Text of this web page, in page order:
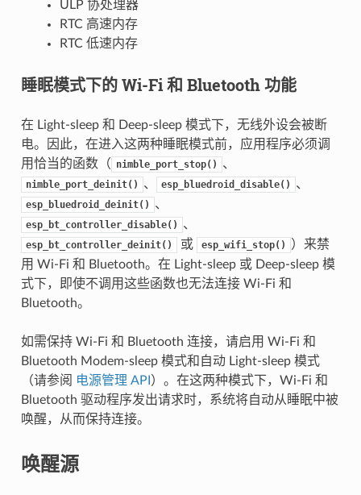
ULP 协处理器
RTC 高速内存
RTC 低速内存
睡眠模式下的 Wi-Fi 和 Bluetooth 功能
在 Light-sleep 和 Deep-sleep 模式下，无线外设会被断
电。因此，在进入这两种睡眠模式前，应用程序必须调
用恰当的函数（
nimble_port_stop() 、
nimble_port_deinit() 、 esp_bluedroid_disable() 、
esp_bluedroid_deinit() 、
esp_bt_controller_disable() 、
esp_bt_controller_deinit() 或 esp_wifi_stop()
）来禁
用 Wi-Fi 和 Bluetooth。在 Light-sleep 或 Deep-sleep 模
式下，即使不调用这些函数也无法连接 Wi-Fi 和
Bluetooth。
如需保持 Wi-Fi 和 Bluetooth 连接，请启用 Wi-Fi 和
Bluetooth Modem-sleep 模式和自动 Light-sleep 模式
（请参阅 电源管理 API ）。在这两种模式下，Wi-Fi 和
Bluetooth 驱动程序发出请求时，系统将自动从睡眠中被
唤醒，从而保持连接。
唤醒源